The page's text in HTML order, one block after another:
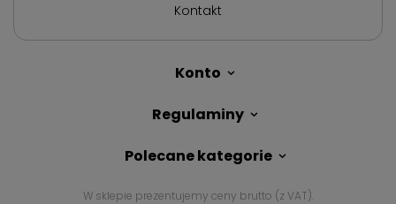
Kontakt
Konto
Regulaminy
Polecane kategorie
W sklepie prezentujemy ceny brutto (z VAT).